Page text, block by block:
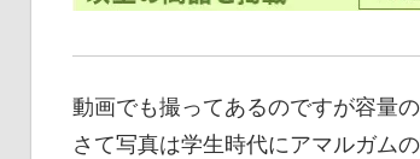
動画でも撮ってあるのですが容量
さて写真は学生時代にアマルガム